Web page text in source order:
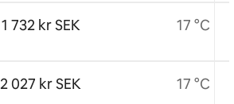
1 732 kr SEK
2 027 kr SEK
17 °C
17 °C